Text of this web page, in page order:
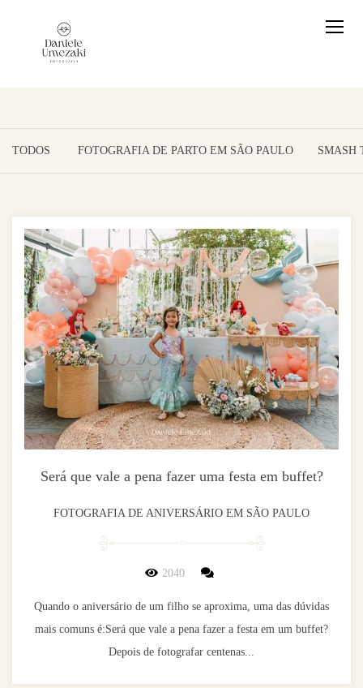
TODOS FOTOGRAFIA DE PARTO EM SÃO PAULO SMASH
Será que vale a pena fazer uma festa em buffet?
FOTOGRAFIA DE ANIVERSÁRIO EM SÃO PAULO
2040
Quando o aniversário de um filho se aproxima, uma das dúvidas
mais comuns é:Será que vale a pena fazer a festa em um buffet?
Depois de fotografar centenas...